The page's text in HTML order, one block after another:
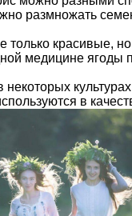
размножать
только красивые,
медицине ягоды
в